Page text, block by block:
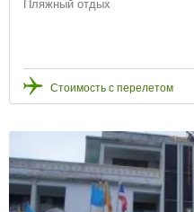
Стоимость с перелетом